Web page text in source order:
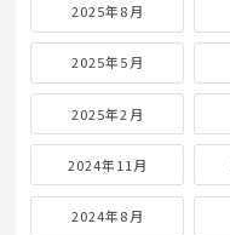
2025年8月
2025年5月
2025年2月
2024年11月
2024年8月